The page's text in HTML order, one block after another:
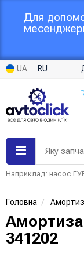
Для
UA RU
Яку
Наприклад: насос
Головна
341202